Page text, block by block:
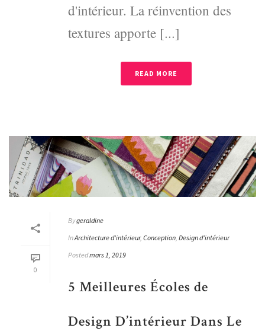
d'intérieur. La réinvention des
textures apporte [...]
READ MORE
0
Bygeraldine
InArchitecture d'intérieur, Conception Design d'intérieur
Postedmars 1, 2019
5 Meilleures Écoles de
Design D’intérieur Dans Le